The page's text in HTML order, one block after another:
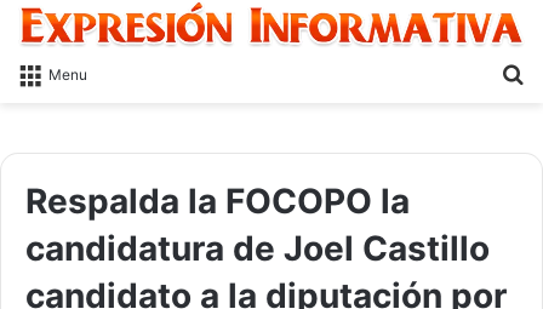
Menu
Respalda la FOCOPO la
candidatura de Joel Castillo
candidato a la diputación por